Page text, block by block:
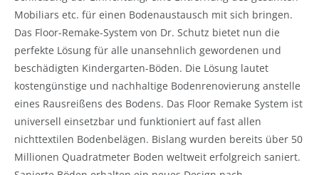
Mobiliars etc. für einen Bodenaustausch mit sich bringen.
Das Floor-Remake-System von Dr. Schutz bietet nun die
perfekte Lösung für alle unansehnlich gewordenen und
beschädigten Kindergarten-Böden. Die Lösung lautet
kostengünstige und nachhaltige Bodenrenovierung anstelle
eines Rausreißens des Bodens. Das Floor Remake System ist
universell einsetzbar und funktioniert auf fast allen
nichttextilen Bodenbelägen. Bislang wurden bereits über 50
Millionen Quadratmeter Boden weltweit erfolgreich saniert.